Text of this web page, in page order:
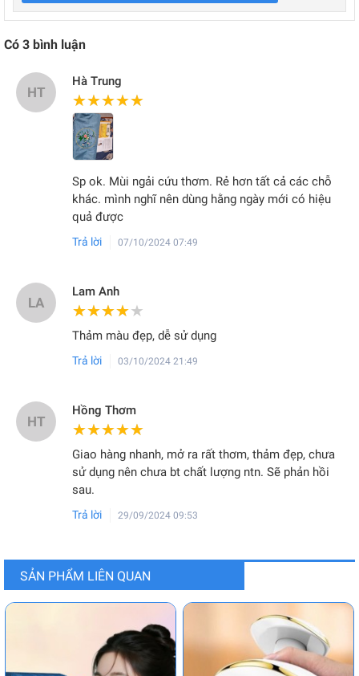
Có 3 bình luận
HT
Hà Trung
★★★★★
★★★★★
Sp ok. Mùi ngải cứu thơm. Rẻ hơn tất cả các chỗ
khác. mình nghĩ nên dùng hằng ngày mới có hiệu
quả được
Trả lời 07/10/2024 07:49
LA
Lam Anh
★★★★★
★★★★★
Thảm màu đẹp, dễ sử dụng
Trả lời 03/10/2024 21:49
HT
Hồng Thơm
★★★★★
★★★★★
Giao hàng nhanh, mở ra rất thơm, thảm đẹp, chưa
sử dụng nên chưa bt chất lượng ntn. Sẽ phản hồi
sau.
Trả lời 29/09/2024 09:53
SẢN PHẨM LIÊN QUAN